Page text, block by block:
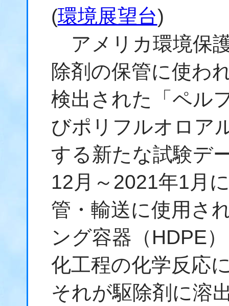
(環境展望台)
アメリカ環境保
除剤の保管に使わ
検出された「ペル
びポリフルオロア
する新たな試験デ
12月～2021年1月
管・輸送に使用さ
ング容器（HDPE
化工程の化学反応
それが駆除剤に溶